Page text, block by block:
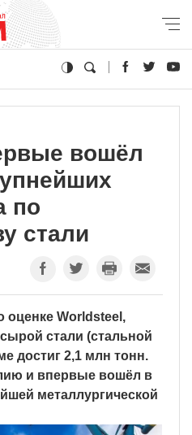
вошёл
по
стали
оценке Worldsteel,
стали (стальной
достиг 2,1 млн тонн.
и впервые вошёл в
металлургической